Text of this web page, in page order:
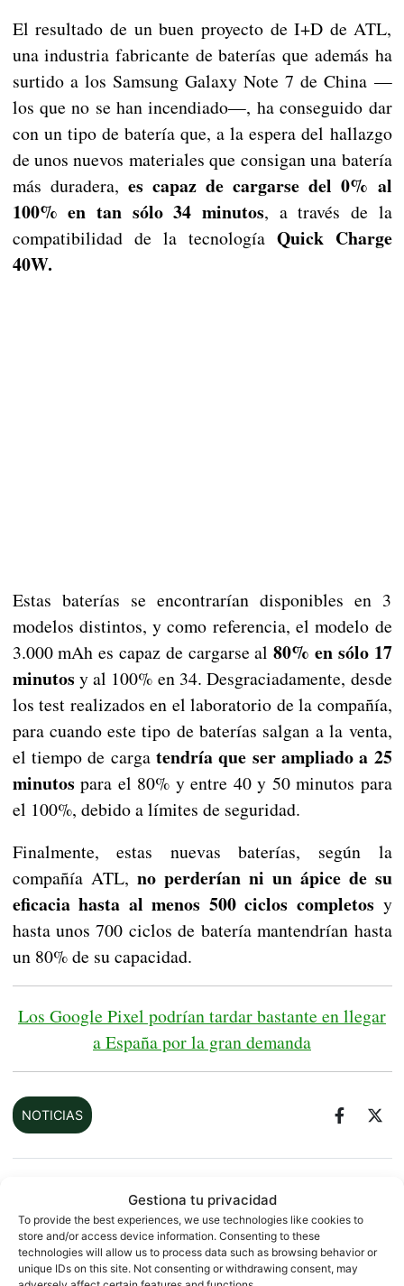
Gestiona tu privacidad
To provide the best experiences, we use technologies like cookies to
store and/or access device information. Consenting to these
technologies will allow us to process data such as browsing behavior or
unique IDs on this site. Not consenting or withdrawing consent, may
El resultado de un buen proyecto de I+D de ATL,
una industria fabricante de baterías que además ha
surtido a los Samsung Galaxy Note 7 de China —
los que no se han incendiado—, ha conseguido dar
con un tipo de batería que, a la espera del hallazgo
de unos nuevos materiales que consigan una batería
más duradera, es capaz de cargarse del 0% al
100% en tan sólo 34 minutos, a través de la
compatibilidad de la tecnología Quick Charge
40W.
Estas baterías se encontrarían disponibles en 3
modelos distintos, y como referencia, el modelo de
3.000 mAh es capaz de cargarse al 80% en sólo 17
minutos y al 100% en 34. Desgraciadamente, desde
los test realizados en el laboratorio de la compañía,
para cuando este tipo de baterías salgan a la venta,
el tiempo de carga tendría que ser ampliado a 25
minutos para el 80% y entre 40 y 50 minutos para
el 100%, debido a límites de seguridad.
Finalmente, estas nuevas baterías, según la
compañía ATL, no perderían ni un ápice de su
eficacia hasta al menos 500 ciclos completos y
hasta unos 700 ciclos de batería mantendrían hasta
un 80% de su capacidad.
Los Google Pixel podrían tardar bastante en llegar
a España por la gran demanda
NOTICIAS
Sobre este autor